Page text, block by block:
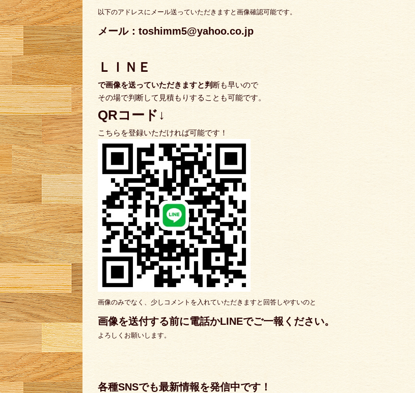
以下のアドレスにメール送っていただきますと画像確認可能です。
メール：toshimm5@yahoo.co.jp
ＬＩＮＥ
で画像を送っていただきますと判 断も早いので
その場で判断して見積もりすることも可能です。
QRコード↓
こちらを登録いただければ可能です！
画像のみでなく、少しコメントを入れていただきますと回答しやすいのと
画像を送付する前に電話かLINEでご一報ください。
よろしくお願いします。
各種SNSでも最新情報を発信中です！